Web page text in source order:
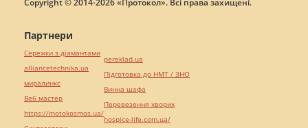
Copyright © 2014-2026 «Протокол». Всі права захищені.
Партнери
Сережки з діамантами
alliancetechnika.ua
миралинкс
Веб мастер
https://motokosmos.ua/
pereklad.ua
Підготовка до НМТ / ЗНО
Винна шафа
Перевезення хворих
hospice-life.com.ua/